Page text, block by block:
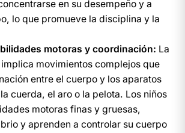
en su desempeño y a
lo que promueve la disciplina y la
motoras y coordinación: La
movimientos complejos que
entre el cuerpo y los aparatos
cuerda, el aro o la pelota. Los niños
motoras finas y gruesas,
y aprenden a controlar su cuerpo